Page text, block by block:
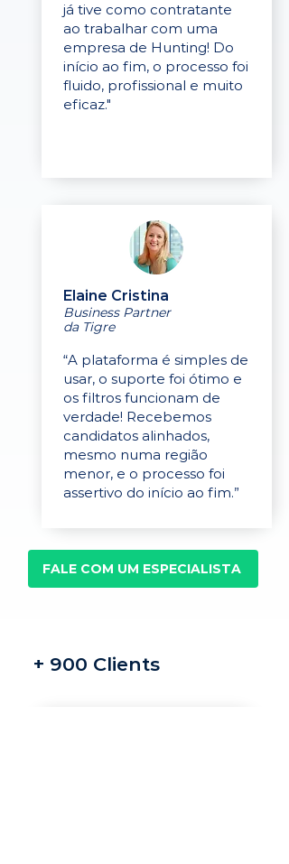
já tive como contratante
ao trabalhar com uma
empresa de Hunting! Do
início ao fim, o processo foi
fluido, profissional e muito
eficaz."
Elaine Cristina
Business Partner
da Tigre
“A plataforma é simples de
usar, o suporte foi ótimo e
os filtros funcionam de
verdade! Recebemos
candidatos alinhados,
mesmo numa região
menor, e o processo foi
assertivo do início ao fim.”
FALE COM UM ESPECIALISTA
+ 900 Clients